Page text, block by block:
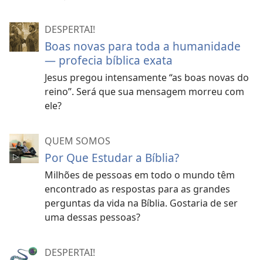
DESPERTAI!
Boas novas para toda a humanidade
— profecia bíblica exata
Jesus pregou intensamente “as boas novas do
reino”. Será que sua mensagem morreu com
ele?
QUEM SOMOS
Por Que Estudar a Bíblia?
Milhões de pessoas em todo o mundo têm
encontrado as respostas para as grandes
perguntas da vida na Bíblia. Gostaria de ser
uma dessas pessoas?
DESPERTAI!